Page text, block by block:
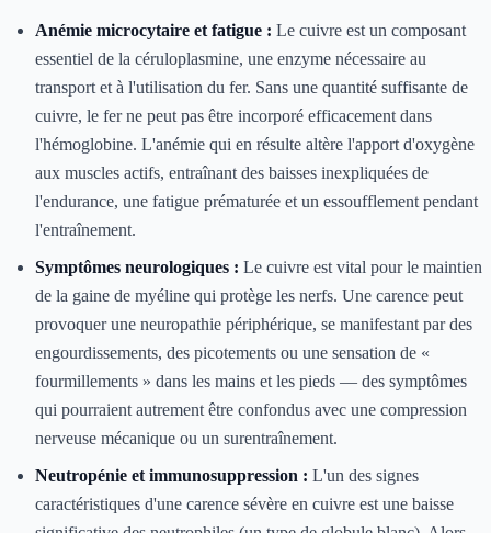
Anémie microcytaire et fatigue : Le cuivre est un composant
essentiel de la céruloplasmine, une enzyme nécessaire au
transport et à l'utilisation du fer. Sans une quantité suffisante de
cuivre, le fer ne peut pas être incorporé efficacement dans
l'hémoglobine. L'anémie qui en résulte altère l'apport d'oxygène
aux muscles actifs, entraînant des baisses inexpliquées de
l'endurance, une fatigue prématurée et un essoufflement pendant
l'entraînement.
Symptômes neurologiques : Le cuivre est vital pour le maintien
de la gaine de myéline qui protège les nerfs. Une carence peut
provoquer une neuropathie périphérique, se manifestant par des
engourdissements, des picotements ou une sensation de «
fourmillements » dans les mains et les pieds — des symptômes
qui pourraient autrement être confondus avec une compression
nerveuse mécanique ou un surentraînement.
Neutropénie et immunosuppression : L'un des signes
caractéristiques d'une carence sévère en cuivre est une baisse